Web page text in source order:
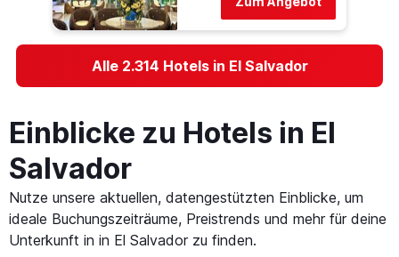
Alle 2.314 Hotels in El Salvador
Einblicke zu Hotels in El
Salvador
Nutze unsere aktuellen, datengestützten Einblicke, um
ideale Buchungszeiträume, Preistrends und mehr für deine
Unterkunft in in El Salvador zu finden.